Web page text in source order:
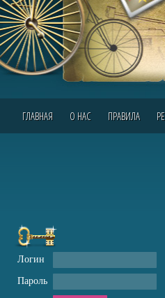
ГЛАВНАЯ О НАС ПРАВИЛА
Логин
Пароль